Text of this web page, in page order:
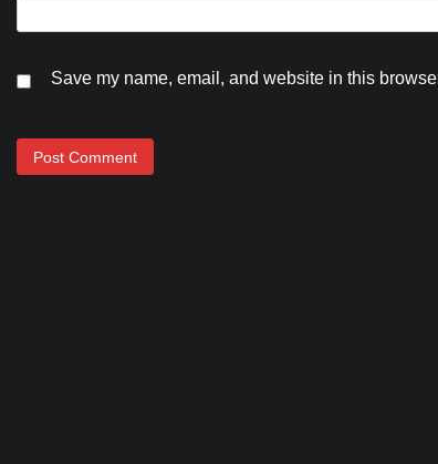
Save my name, email, and website in this